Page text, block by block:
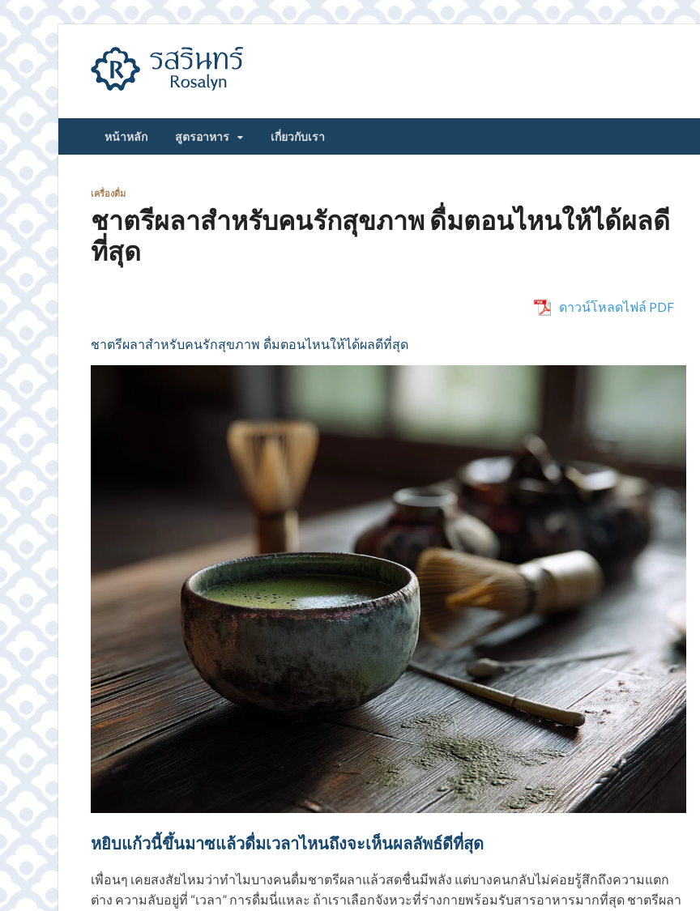
หน้าหลัก สูตรอาหาร เกี่ยวกับเรา
เครื่องดื่ม
ชาตรีผลาสำหรับคนรักสุขภาพ ดื่มตอนไหนให้ได้ผลดี
ที่สุด
ดาวน์โหลดไฟล์ PDF
ชาตรีผลาสำหรับคนรักสุขภาพ ดื่มตอนไหนให้ได้ผลดีที่สุด
หยิบแก้วนี้ขึ้นมาซแล้วดื่มเวลาไหนถึงจะเห็นผลลัพธ์ดีที่สุด
เพื่อนๆ เคยสงสัยไหมว่าทำไมบางคนดื่มชาตรีผลาแล้วสดชื่นมีพลัง แต่บางคนกลับไม่ค่อยรู้สึกถึงความแตก
ต่าง ความลับอยู่ที่ “เวลา” การดื่มนี่แหละ ถ้าเราเลือกจังหวะที่ร่างกายพร้อมรับสารอาหารมากที่สุด ชาตรีผลา